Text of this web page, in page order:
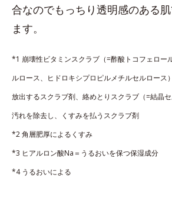
合なのでもっちり透明感のある
ます。
*1 崩壊性ビタミンスクラブ（=酢酸トコフェロー
ルロース、ヒドロキシプロピルメチルセルロース
放出するスクラブ剤、絡めとりスクラブ（=結晶
汚れを除去し、くすみを払うスクラブ剤
*2 角層肥厚によるくすみ
*3 ヒアルロン酸Na＝うるおいを保つ保湿成分
*4 うるおいによる